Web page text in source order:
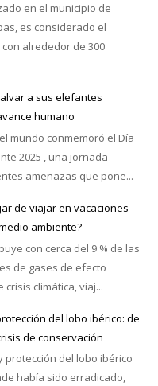
en el municipio de
es considerado el
alrededor de 300
a sus elefantes
humano
mundo conmemoró el Día
2025 , una jornada
amenazas que pone...
de viajar en vacaciones
ambiente?
con cerca del 9 % de las
de gases de efecto
climática, viaj...
del lobo ibérico: de
de conservación
protección del lobo ibérico
había sido erradicado,